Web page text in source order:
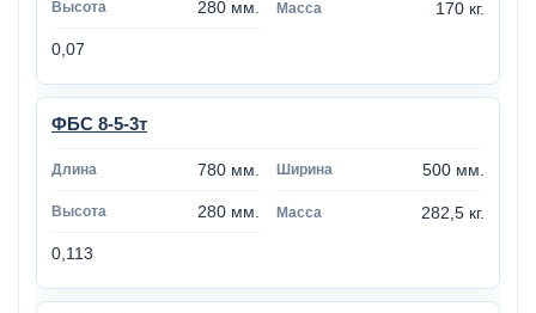
280 мм. 170 кг.
0,07
ФБС 8-5-3т
780 мм. 500 мм.
280 мм. 282,5 кг.
0,113